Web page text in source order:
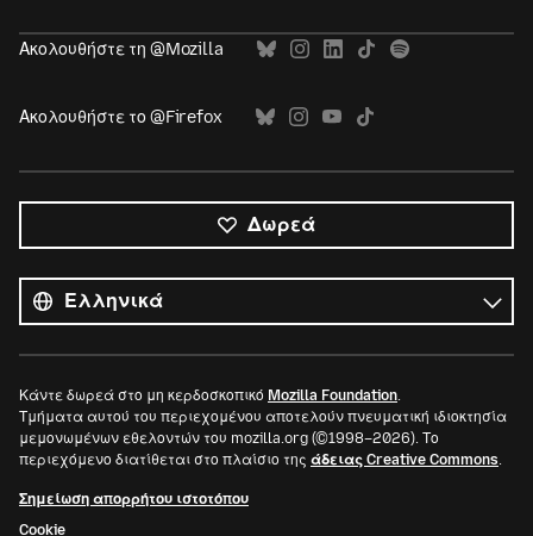
Ακολουθήστε τη @Mozilla
Ακολουθήστε το @Firefox
Δωρεά
οι
γλώσσες
Γλώσσα
Κάντε δωρεά στο μη κερδοσκοπικό Mozilla Foundation.
Τμήματα αυτού του περιεχομένου αποτελούν πνευματική ιδιοκτησία
μεμονωμένων εθελοντών του mozilla.org (©1998–2026). Το
περιεχόμενο διατίθεται στο πλαίσιο της άδειας Creative Commons.
Σημείωση απορρήτου ιστοτόπου
Cookie